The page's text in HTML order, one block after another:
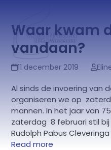
content
mobile
menu
mobile
menu
Waar kwam
vandaan?
11 december 2019
Al sinds de invoering van
organiseren we op
mannen. In het jaar van
zaterdag 8 februari stil
Rudolph Pabus
Read more